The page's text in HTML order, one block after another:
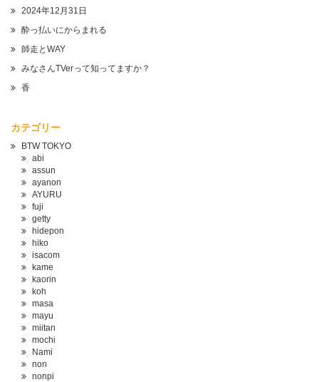
2024年12月31日
酔っ払いにからまれる
師走とWAY
みなさんTVerって知ってますか？
香
カテゴリー
BTW TOKYO
abi
assun
ayanon
AYURU
fuji
getty
hidepon
hiko
isacom
kame
kaorin
koh
masa
mayu
miitan
mochi
Nami
non
nonpi